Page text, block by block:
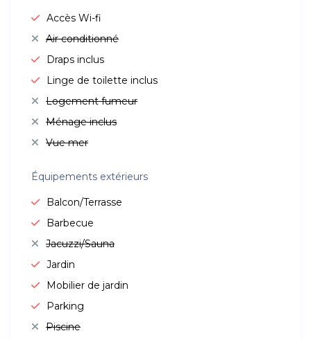
Accès Wi-fi
Air conditionné
Draps inclus
Linge de toilette inclus
Logement fumeur
Ménage inclus
Vue mer
Équipements extérieurs
Balcon/Terrasse
Barbecue
Jacuzzi/Sauna
Jardin
Mobilier de jardin
Parking
Piscine